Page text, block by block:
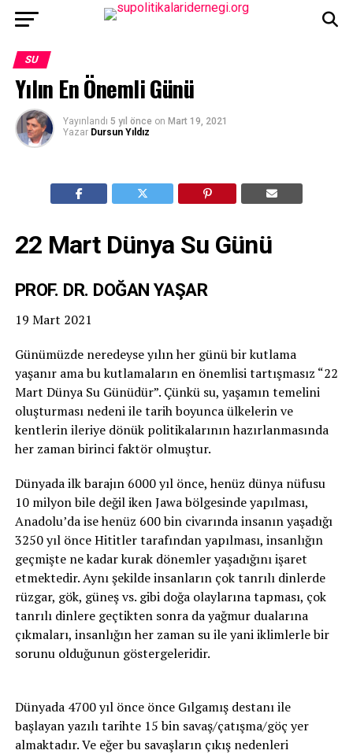
SU
Yılın En Önemli Günü
Yayınlandı 5 yıl önce on Mart 19, 2021
Yazar Dursun Yıldız
22 Mart Dünya Su Günü
PROF. DR. DOĞAN YAŞAR
19 Mart 2021
Günümüzde neredeyse yılın her günü bir kutlama
yaşanır ama bu kutlamaların en önemlisi tartışmasız “22
Mart Dünya Su Günüdür”. Çünkü su, yaşamın temelini
oluşturması nedeni ile tarih boyunca ülkelerin ve
kentlerin ileriye dönük politikalarının hazırlanmasında
her zaman birinci faktör olmuştur.
Dünyada ilk barajın 6000 yıl önce, henüz dünya nüfusu
10 milyon bile değil iken Jawa bölgesinde yapılması,
Anadolu’da ise henüz 600 bin civarında insanın yaşadığı
3250 yıl önce Hititler tarafından yapılması, insanlığın
geçmişte ne kadar kurak dönemler yaşadığını işaret
etmektedir. Aynı şekilde insanların çok tanrılı dinlerde
rüzgar, gök, güneş vs. gibi doğa olaylarına tapması, çok
tanrılı dinlere geçtikten sonra da yağmur dualarına
çıkmaları, insanlığın her zaman su ile yani iklimlerle bir
sorunu olduğunun göstergeleridir.
Dünyada 4700 yıl önce önce Gılgamış destanı ile
başlayan yazılı tarihte 15 bin savaş/çatışma/göç yer
almaktadır. Ve eğer bu savaşların çıkış nedenleri